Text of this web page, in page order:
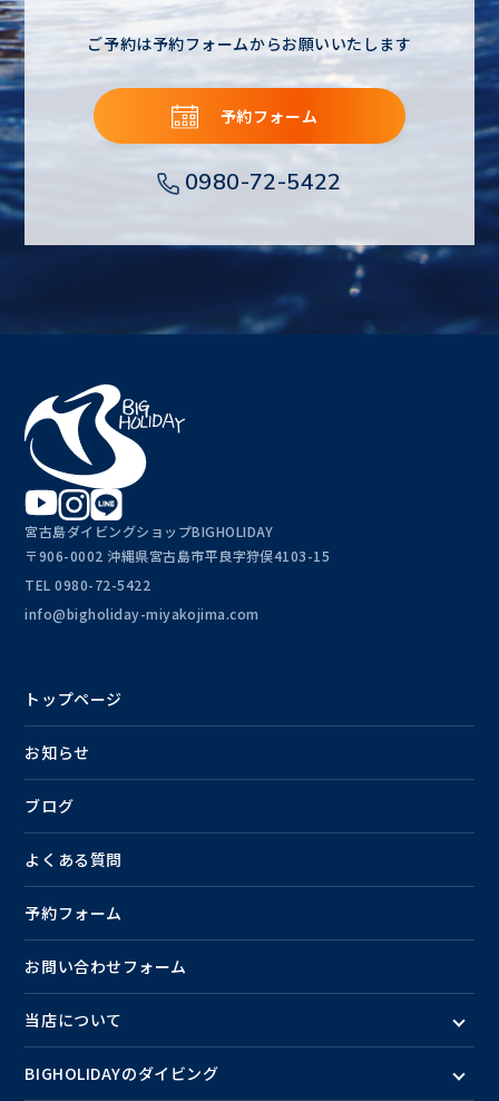
ご予約は予約フォームからお願いいたします
予約フォーム
0980-72-5422
宮古島ダイビングショップBIGHOLIDAY
〒906-0002 沖縄県宮古島市平良字狩俣4103-15
TEL0980-72-5422
info@bigholiday-miyakojima.com
トップページ
お知らせ
ブログ
よくある質問
予約フォーム
お問い合わせフォーム
当店について
BIGHOLIDAYのダイビング